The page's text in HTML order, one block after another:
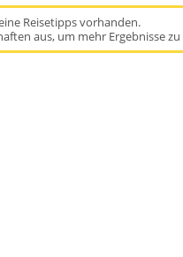
Reisetipps vorhanden.
aus, um mehr Ergebnisse